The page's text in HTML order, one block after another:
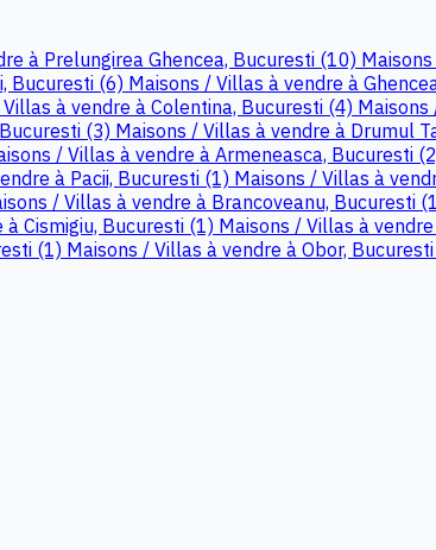
à Prelungirea Ghencea, Bucuresti (10)
Bucuresti (6) Maisons / Villas à vendre à
à vendre à Colentina, Bucuresti (4) Maisons
(3) Maisons / Villas à vendre à Drumul
/ Villas à vendre à Armeneasca, Bucuresti
à Pacii, Bucuresti (1) Maisons / Villas à
/ Villas à vendre à Brancoveanu, Bucuresti
Cismigiu, Bucuresti (1) Maisons / Villas à
(1) Maisons / Villas à vendre à Obor,